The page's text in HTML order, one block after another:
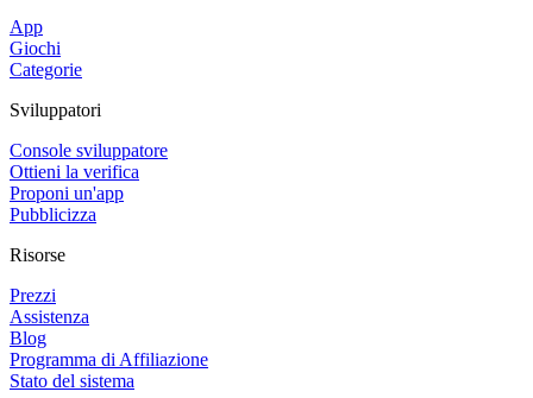
App
Giochi
Categorie
Sviluppatori
Console sviluppatore
Ottieni la verifica
Proponi un'app
Pubblicizza
Risorse
Prezzi
Assistenza
Blog
Programma di Affiliazione
Stato del sistema